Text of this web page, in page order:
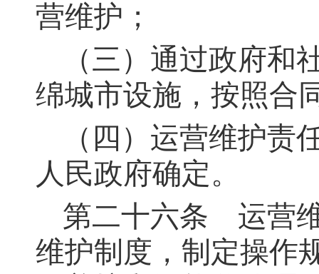
营维护；
（三）通过政府和
绵城市设施，按照合
（四）运营维护责
人民政府确定。
第二十六条 运营
维护制度，制定操作